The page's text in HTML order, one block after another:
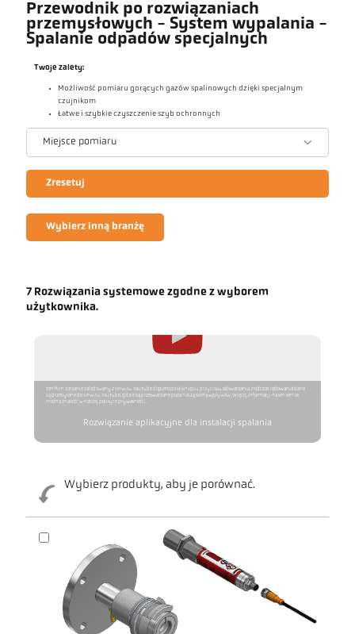
Przewodnik po rozwiązaniach
przemysłowych - System wypalania -
Spalanie odpadów specjalnych
Twoje zalety:
Możliwość pomiaru gorących gazów spalinowych dzięki specjalnym
czujnikom
Łatwe i szybkie czyszczenie szyb ochronnych
Miejsce pomiaru
Zresetuj
Wybierz inną branżę
7 Rozwiązania systemowe zgodne z wyborem
użytkownika.
Ten film zostanie załadowany z serwisu YouTube dopiero po kliknięciu przycisku odtwarzania. Podczas ładowania dane
są przesyłane do serwisu YouTube, gdzie są przetwarzane poza naszą strefą wpływów. Więcej informacji na ten temat
można znaleźć w naszej polityce prywatności.
Rozwiązanie aplikacyjne dla instalacji spalania
Wybierz produkty, aby je porównać.